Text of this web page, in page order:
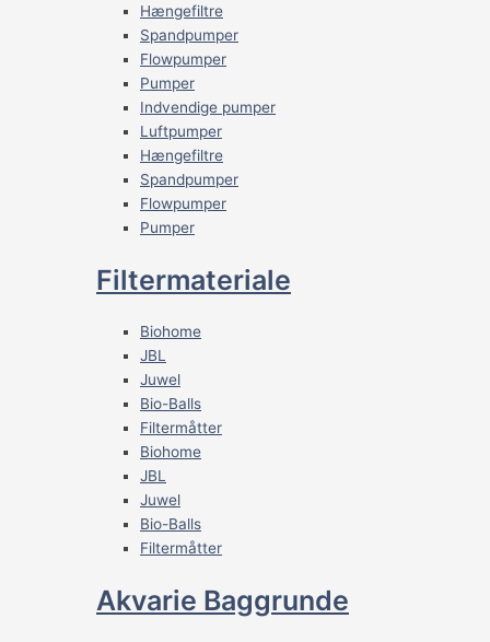
Hængefiltre
Spandpumper
Flowpumper
Pumper
Indvendige pumper
Luftpumper
Hængefiltre
Spandpumper
Flowpumper
Pumper
Filtermateriale
Biohome
JBL
Juwel
Bio-Balls
Filtermåtter
Biohome
JBL
Juwel
Bio-Balls
Filtermåtter
Akvarie Baggrunde